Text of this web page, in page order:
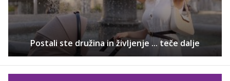
Postali ste družina in življenje ... teče dalje